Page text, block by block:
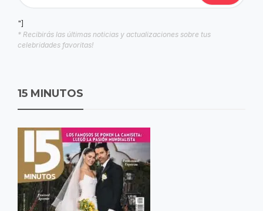
"]
* Recibirás las últimas noticias y actualizaciones sobre tus
celebridades favoritas!
15 MINUTOS